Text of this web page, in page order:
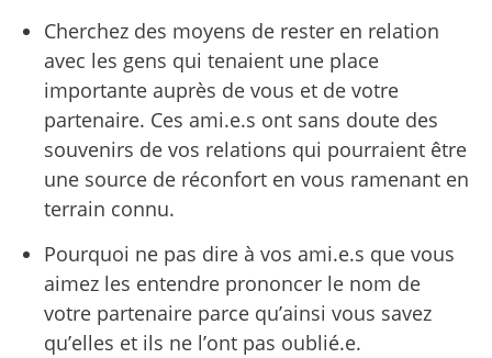
Cherchez des moyens de rester en relation
avec les gens qui tenaient une place
importante auprès de vous et de votre
partenaire. Ces ami.e.s ont sans doute des
souvenirs de vos relations qui pourraient être
une source de réconfort en vous ramenant en
terrain connu.
Pourquoi ne pas dire à vos ami.e.s que vous
aimez les entendre prononcer le nom de
votre partenaire parce qu’ainsi vous savez
qu’elles et ils ne l’ont pas oublié.e.